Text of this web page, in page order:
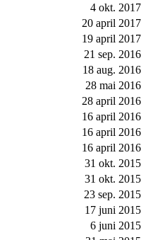
4 okt. 2017
20 april 2017
19 april 2017
21 sep. 2016
18 aug. 2016
28 mai 2016
28 april 2016
16 april 2016
16 april 2016
16 april 2016
31 okt. 2015
31 okt. 2015
23 sep. 2015
17 juni 2015
6 juni 2015